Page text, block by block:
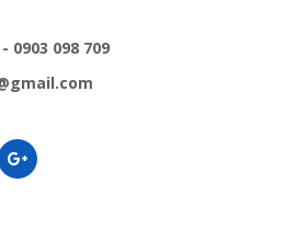
0903 098 709